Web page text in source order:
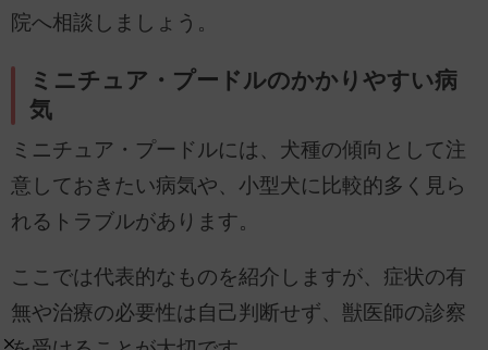
院へ相談しましょう。
ミニチュア・プードルのかかりやすい病
気
ミニチュア・プードルには、犬種の傾向として注
意しておきたい病気や、小型犬に比較的多く見ら
れるトラブルがあります。
ここでは代表的なものを紹介しますが、症状の有
無や治療の必要性は自己判断せず、獣医師の診察